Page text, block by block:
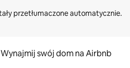
Wynajmij swój dom na Airbnb